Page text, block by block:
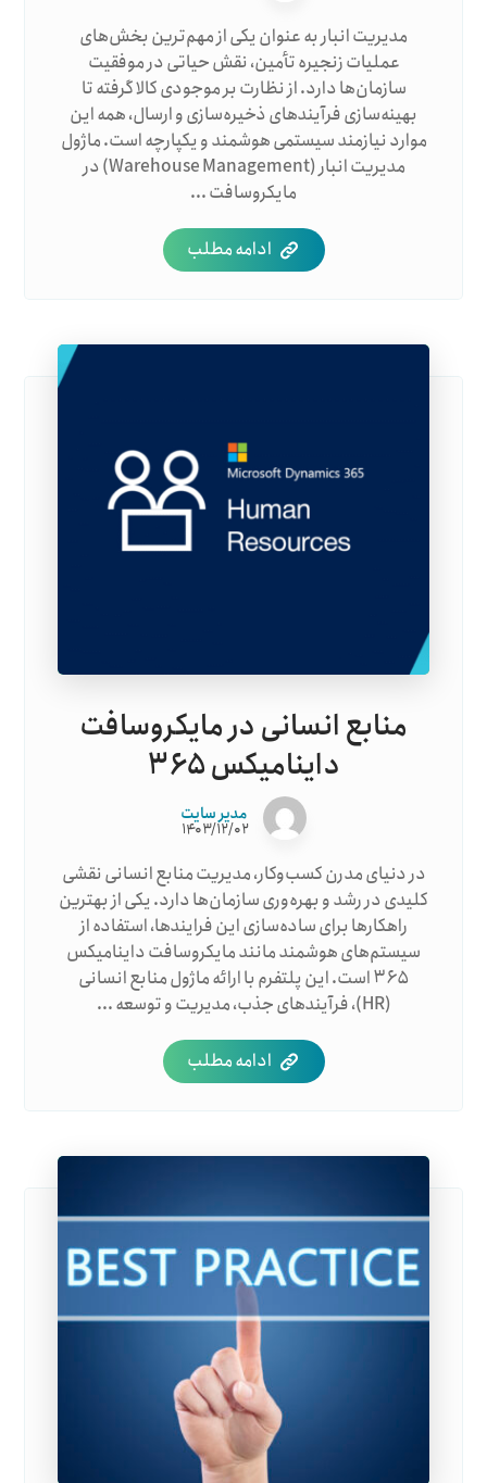
مدیریت انبار به عنوان یکی از مهم‌ترین بخش‌های
عملیات زنجیره تأمین، نقش حیاتی در موفقیت
سازمان‌ها دارد. از نظارت بر موجودی کالا گرفته تا
بهینه‌سازی فرآیندهای ذخیره‌سازی و ارسال، همه این
موارد نیازمند سیستمی هوشمند و یکپارچه است. ماژول
مدیریت انبار (Warehouse Management) در
مایکروسافت ...
ادامه مطلب
منابع انسانی در مایکروسافت
داینامیکس ۳۶۵
مدیر سایت
۱۴۰۳/۱۲/۰۲
در دنیای مدرن کسب‌وکار، مدیریت منابع انسانی نقشی
کلیدی در رشد و بهره‌وری سازمان‌ها دارد. یکی از بهترین
راهکارها برای ساده‌سازی این فرایندها، استفاده از
سیستم‌های هوشمند مانند مایکروسافت داینامیکس
۳۶۵ است. این پلتفرم با ارائه ماژول منابع انسانی
(HR)، فرآیندهای جذب، مدیریت و توسعه ...
ادامه مطلب